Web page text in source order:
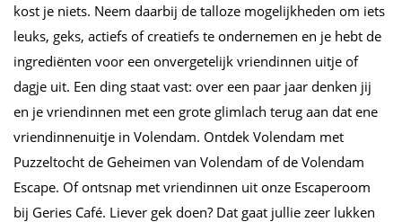
kost je niets. Neem daarbij de talloze mogelijkheden om iets
leuks, geks, actiefs of creatiefs te ondernemen en je hebt de
ingrediënten voor een onvergetelijk vriendinnen uitje of
dagje uit. Een ding staat vast: over een paar jaar denken jij
en je vriendinnen met een grote glimlach terug aan dat ene
vriendinnenuitje in Volendam. Ontdek Volendam met
Puzzeltocht de Geheimen van Volendam of de Volendam
Escape. Of ontsnap met vriendinnen uit onze Escaperoom
bij Geries Café. Liever gek doen? Dat gaat jullie zeer lukken